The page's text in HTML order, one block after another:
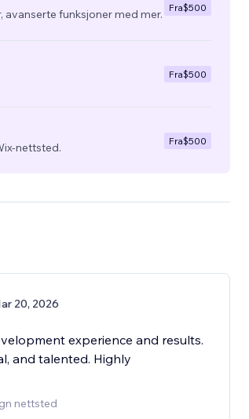
funksjoner med mer.
Fra$500
Fra$500
nettsted.
Fra$500
20, 2026
experience and results.
and talented. Highly
nettsted